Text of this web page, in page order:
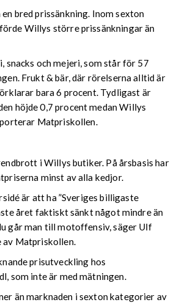
bred prissänkning. Inom sexton
Willys större prissänkningar än
snacks och mejeri, som står för 57
Frukt & bär, där rörelserna alltid är
bara 6 procent. Tydligast är
höjde 0,7 procent medan Willys
Matpriskollen.
i Willys butiker. På årsbasis har
minst av alla kedjor.
är att ha ”Sveriges billigaste
året faktiskt sänkt något mindre än
går man till motoffensiv, säger Ulf
av Matpriskollen.
prisutveckling hos
som inte är med mätningen.
än marknaden i sexton kategorier av